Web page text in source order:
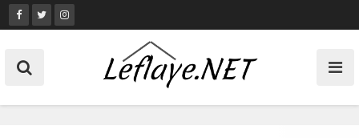
Skip
to